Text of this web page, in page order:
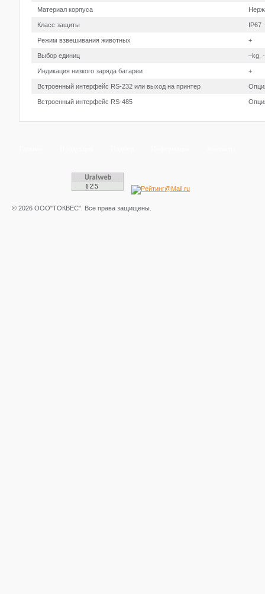
Материал корпуса
Класс защиты IP67
Режим взвешивания животных +
Выбор единиц –kg,
Индикация низкого заряда батареи +
Встроенный интерфейс RS-232 или выход на принтер
Встроенный интерфейс RS-485
© 2026 ООО"ТОКВЕС". Все права защищены.